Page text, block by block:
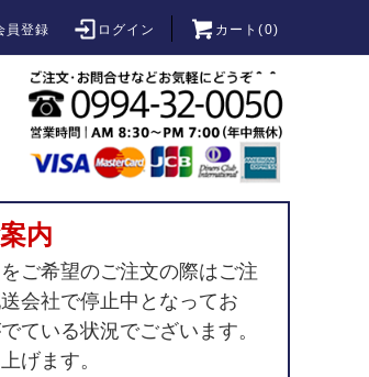
員登録 ログイン カート(0)
内
ご希望のご注文の際はご注
会社で停止中となってお
ている状況でございます。
げます。